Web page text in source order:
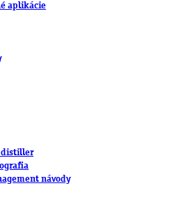
aplikácie
distiller
návody